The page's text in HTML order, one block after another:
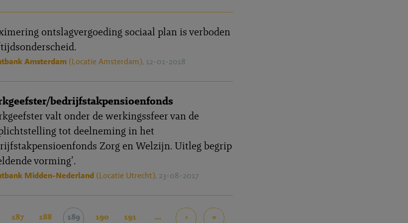
ontslagvergoeding sociaal plan is verboden
Amsterdam (Locatie Amsterdam), 12-01-2018
bedrijfstakpensioenfonds
valt onder de werkingssfeer van de
tot deelneming in het
Zorg en Welzijn. Uitleg begrip
vorming’.
Midden-Nederland (Locatie Utrecht), 23-08-2017
187 188 189 190 191 … › »